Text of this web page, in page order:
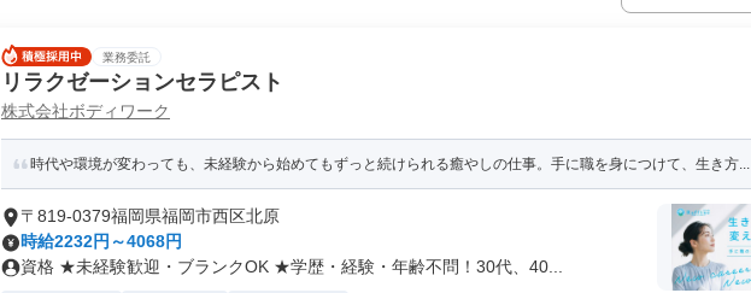
業務委託
リラクゼーションセラピスト
株式会社ボディワーク
時代や環境が変わっても、未経験から始めてもずっと続けられる癒やしの仕事。手に職を身につけて、生き方...
〒819-0379福岡県福岡市西区北原
時給2232円～4068円
資格 ★未経験歓迎・ブランクOK ★学歴・経験・年齢不問！30代、40...